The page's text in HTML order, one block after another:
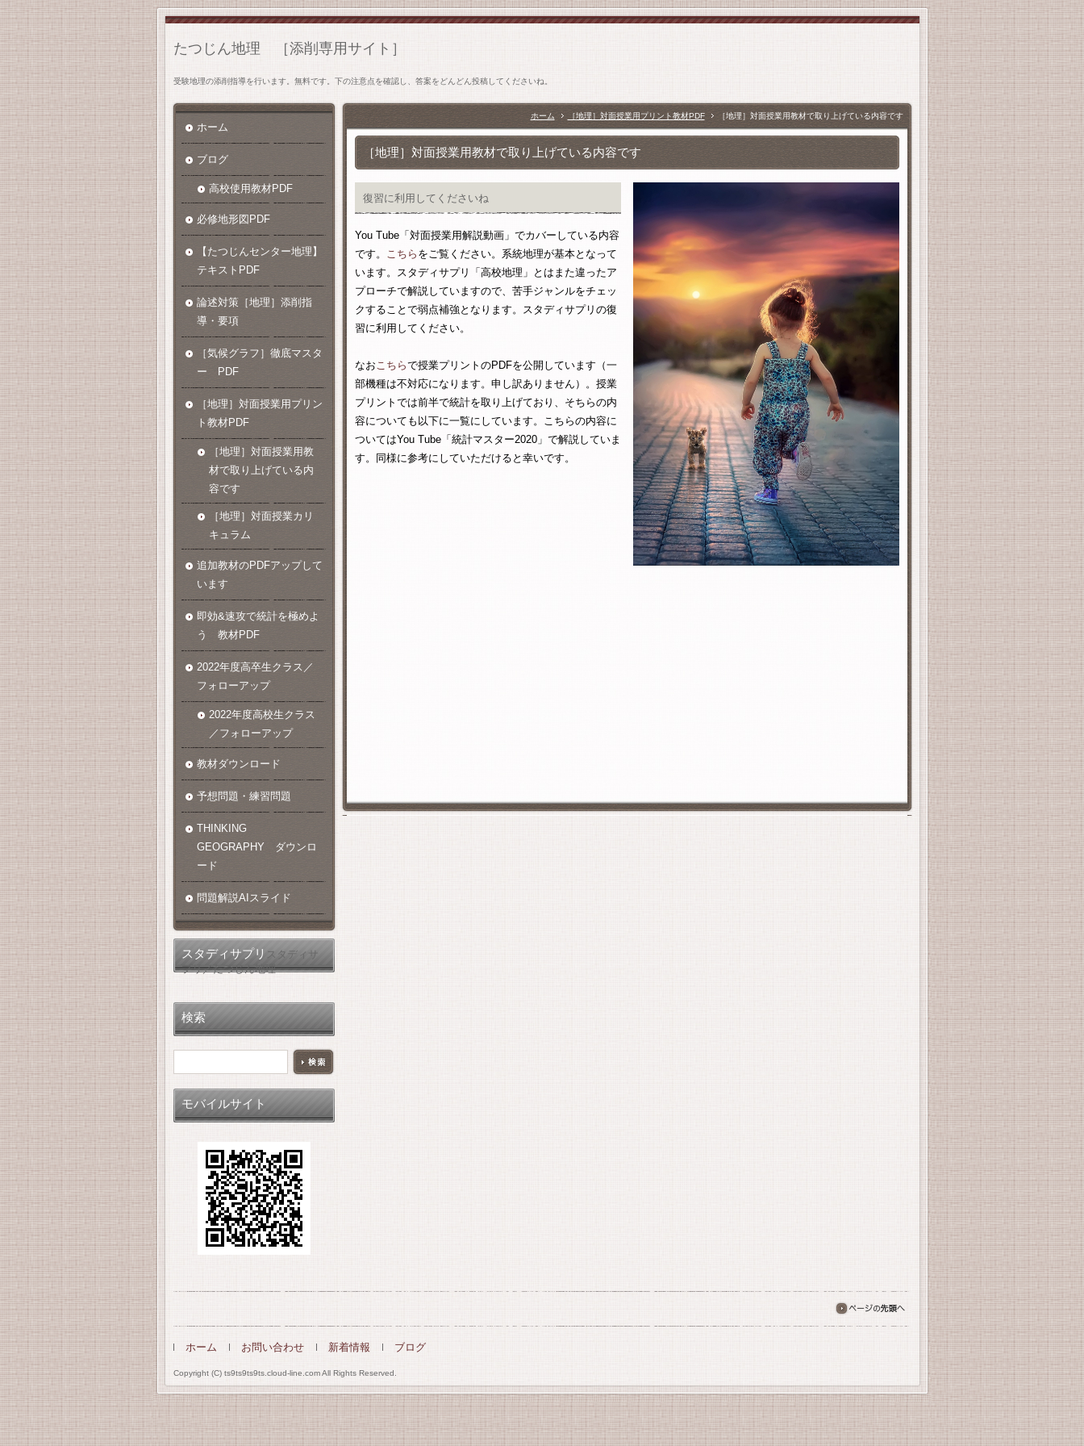
たつじん地理 ［添削専用サイト］
受験地理の添削指導を行います。無料です。下の注意点を確認し、答案をどんどん投稿してくださいね。
ホーム ［地理］対面授業用プリント教材PDF ［地理］対面授業用教材で取り上げている内容です
［地理］対面授業用教材で取り上げている内容です
復習に利用してくださいね
You Tube「対面授業用解説動画」でカバーしている内容
です。
こちら をご覧ください。系統地理が基本となって
います。スタディサプリ「高校地理」とはまた違ったア
プローチで解説していますので、苦手ジャンルをチェッ
クすることで弱点補強となります。スタディサプリの復
習に利用してください。
なお こちらで授業プリントのPDFを公開しています（一
部機種は不対応になります。申し訳ありません）。授業
プリントでは前半で統計を取り上げており、そちらの内
容についても以下に一覧にしています。こちらの内容に
ついてはYou Tube「統計マスター2020」で解説していま
す。同様に参考にしていただけると幸いです。
ホーム
ブログ
高校使用教材PDF
必修地形図PDF
【たつじんセンター地理】
テキストPDF
論述対策［地理］添削指
導・要項
［気候グラフ］徹底マスタ
ー PDF
［地理］対面授業用プリン
ト教材PDF
［地理］対面授業用教
材で取り上げている内
容です
［地理］対面授業カリ
キュラム
追加教材のPDFアップして
います
即効&速攻で統計を極めよ
う 教材PDF
2022年度高卒生クラス／
フォローアップ
2022年度高校生クラス
／フォローアップ
教材ダウンロード
予想問題・練習問題
THINKING
GEOGRAPHY ダウンロ
ード
問題解説AIスライド
スタディサプリ スタディサ
プリ／たつじん地理
検索
モバイルサイト
ページの先頭へ
ホーム
お問い合わせ 新着情報 ブログ
Copyright (C) ts9ts9ts9ts.cloud-line.com All Rights Reserved.